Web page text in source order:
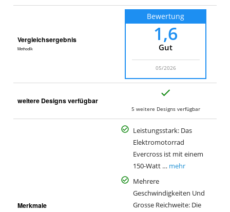
Vergleichsergebnis
Methodik
Bewertung
1,6
Gut
05/2026
weitere Designs verfügbar
5 weitere Designs verfügbar
Merkmale
Leistungsstark: Das
Elektromotorrad
Evercross ist mit einem
150-Watt … mehr
Mehrere
Geschwindigkeiten Und
Grosse Reichweite: Die